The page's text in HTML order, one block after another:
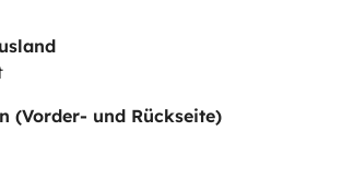
(Vorder- und Rückseite)